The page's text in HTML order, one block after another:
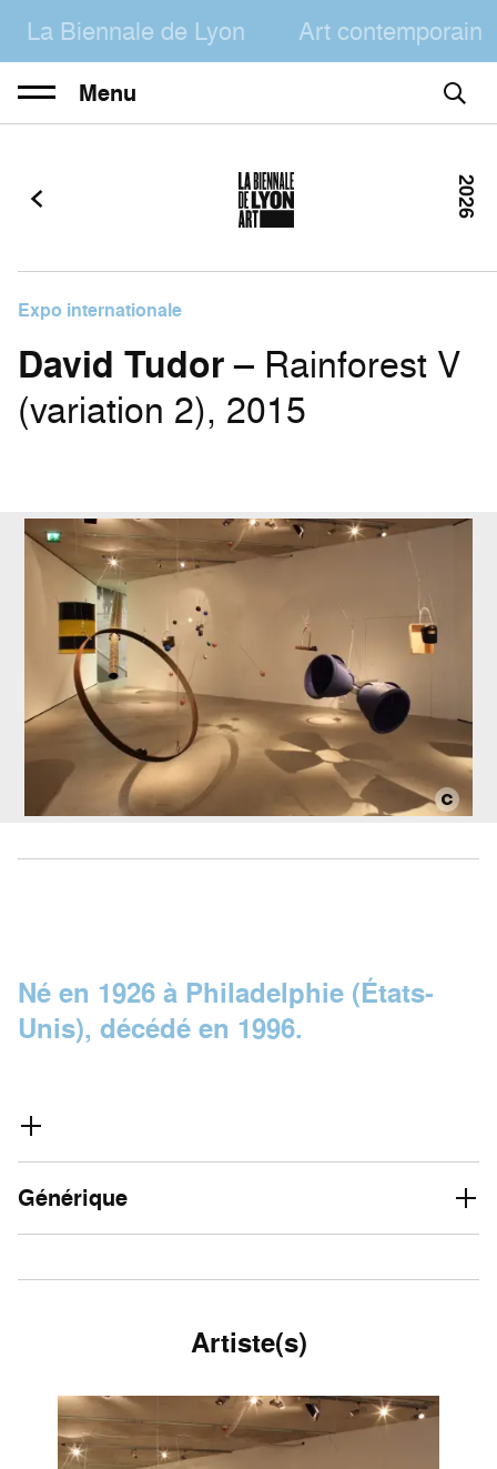
La Biennale de Lyon Art contemporain
Menu
Expo internationale
David Tudor– Rainforest V
(variation 2), 2015
2026
Né en 1926 à Philadelphie (États-
Unis), décédé en 1996.
Générique
Artiste(s)